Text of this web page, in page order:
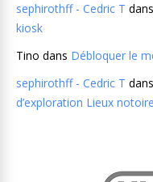
sephirothff - Cedric T dans
kiosk
Tino dans Débloquer le
sephirothff - Cedric T dans
d’exploration Lieux